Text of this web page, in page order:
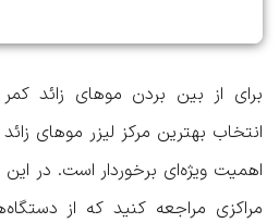
برای از بین بردن موهای زائد
انتخاب بهترین مرکز لیزر موهای
اهمیت ویژه‌ای برخوردار است. در
مراکزی مراجعه کنید که از